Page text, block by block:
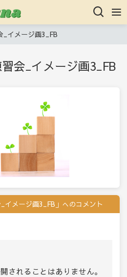
_イメージ画3_FB
会_イメージ画3_FB
イメージ画3_FB」へのコメント
されることはありません。